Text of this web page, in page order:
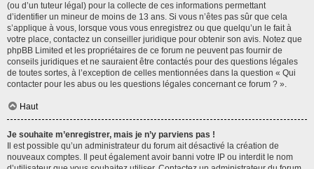
(ou d’un tuteur légal) pour la collecte de ces informations permettant
d’identifier un mineur de moins de 13 ans. Si vous n’êtes pas sûr que cela
s’applique à vous, lorsque vous vous enregistrez ou que quelqu’un le fait à
votre place, contactez un conseiller juridique pour obtenir son avis. Notez que
phpBB Limited et les propriétaires de ce forum ne peuvent pas fournir de
conseils juridiques et ne sauraient être contactés pour des questions légales
de toutes sortes, à l’exception de celles mentionnées dans la question « Qui
contacter pour les abus ou les questions légales concernant ce forum ? ».
Haut
Je souhaite m’enregistrer, mais je n’y parviens pas !
Il est possible qu’un administrateur du forum ait désactivé la création de
nouveaux comptes. Il peut également avoir banni votre IP ou interdit le nom